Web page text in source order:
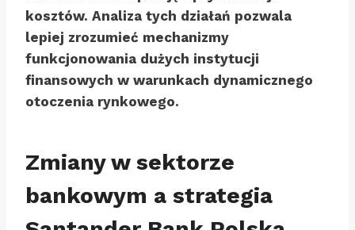
kosztów. Analiza tych działań pozwala
lepiej zrozumieć mechanizmy
funkcjonowania dużych instytucji
finansowych w warunkach dynamicznego
otoczenia rynkowego.
Zmiany w sektorze
bankowym a strategia